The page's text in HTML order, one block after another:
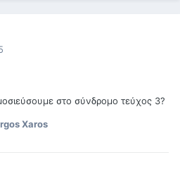
στο σύνδρομο τεύχος 3?
Xaros